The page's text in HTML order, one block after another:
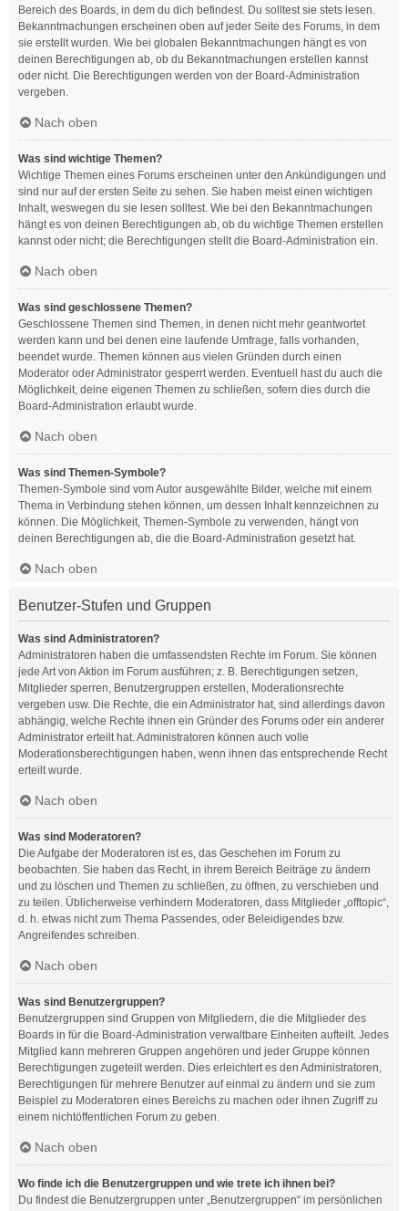
Bereich des Boards, in dem du dich befindest. Du solltest sie stets lesen.
Bekanntmachungen erscheinen oben auf jeder Seite des Forums, in dem
sie erstellt wurden. Wie bei globalen Bekanntmachungen hängt es von
deinen Berechtigungen ab, ob du Bekanntmachungen erstellen kannst
oder nicht. Die Berechtigungen werden von der Board-Administration
vergeben.
Nach oben
Was sind wichtige Themen?
Wichtige Themen eines Forums erscheinen unter den Ankündigungen und
sind nur auf der ersten Seite zu sehen. Sie haben meist einen wichtigen
Inhalt, weswegen du sie lesen solltest. Wie bei den Bekanntmachungen
hängt es von deinen Berechtigungen ab, ob du wichtige Themen erstellen
kannst oder nicht; die Berechtigungen stellt die Board-Administration ein.
Nach oben
Was sind geschlossene Themen?
Geschlossene Themen sind Themen, in denen nicht mehr geantwortet
werden kann und bei denen eine laufende Umfrage, falls vorhanden,
beendet wurde. Themen können aus vielen Gründen durch einen
Moderator oder Administrator gesperrt werden. Eventuell hast du auch die
Möglichkeit, deine eigenen Themen zu schließen, sofern dies durch die
Board-Administration erlaubt wurde.
Nach oben
Was sind Themen-Symbole?
Themen-Symbole sind vom Autor ausgewählte Bilder, welche mit einem
Thema in Verbindung stehen können, um dessen Inhalt kennzeichnen zu
können. Die Möglichkeit, Themen-Symbole zu verwenden, hängt von
deinen Berechtigungen ab, die die Board-Administration gesetzt hat.
Nach oben
Benutzer-Stufen und Gruppen
Was sind Administratoren?
Administratoren haben die umfassendsten Rechte im Forum. Sie können
jede Art von Aktion im Forum ausführen; z. B. Berechtigungen setzen,
Mitglieder sperren, Benutzergruppen erstellen, Moderationsrechte
vergeben usw. Die Rechte, die ein Administrator hat, sind allerdings davon
abhängig, welche Rechte ihnen ein Gründer des Forums oder ein anderer
Administrator erteilt hat. Administratoren können auch volle
Moderationsberechtigungen haben, wenn ihnen das entsprechende Recht
erteilt wurde.
Nach oben
Was sind Moderatoren?
Die Aufgabe der Moderatoren ist es, das Geschehen im Forum zu
beobachten. Sie haben das Recht, in ihrem Bereich Beiträge zu ändern
und zu löschen und Themen zu schließen, zu öffnen, zu verschieben und
zu teilen. Üblicherweise verhindern Moderatoren, dass Mitglieder „offtopic“,
d. h. etwas nicht zum Thema Passendes, oder Beleidigendes bzw.
Angreifendes schreiben.
Nach oben
Was sind Benutzergruppen?
Benutzergruppen sind Gruppen von Mitgliedern, die die Mitglieder des
Boards in für die Board-Administration verwaltbare Einheiten aufteilt. Jedes
Mitglied kann mehreren Gruppen angehören und jeder Gruppe können
Berechtigungen zugeteilt werden. Dies erleichtert es den Administratoren,
Berechtigungen für mehrere Benutzer auf einmal zu ändern und sie zum
Beispiel zu Moderatoren eines Bereichs zu machen oder ihnen Zugriff zu
einem nichtöffentlichen Forum zu geben.
Nach oben
Wo finde ich die Benutzergruppen und wie trete ich ihnen bei?
Du findest die Benutzergruppen unter „Benutzergruppen“ im persönlichen